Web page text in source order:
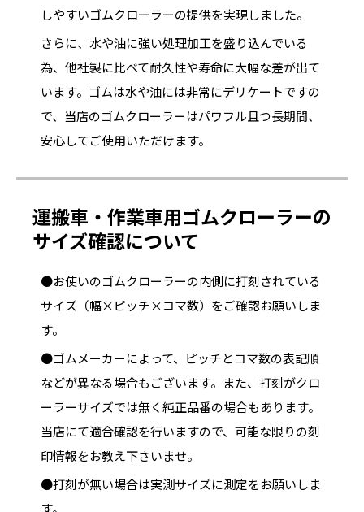
しやすいゴムクローラーの提供を実現しました。
さらに、水や油に強い処理加工を盛り込んでいる
為、他社製に比べて耐久性や寿命に大幅な差が出て
います。ゴムは水や油には非常にデリケートですの
で、当店のゴムクローラーはパワフル且つ長期間、
安心してご使用いただけます。
運搬車・作業車用ゴムクローラーの
サイズ確認について
●お使いのゴムクローラーの内側に打刻されている
サイズ（幅×ピッチ×コマ数）をご確認お願いしま
す。
●ゴムメーカーによって、ピッチとコマ数の表記順
などが異なる場合もございます。また、打刻がクロ
ーラーサイズでは無く純正品番の場合もあります。
当店にて適合確認を行いますので、可能な限りの刻
印情報をお教え下さいませ。
●打刻が無い場合は実測サイズに測定をお願いしま
す。